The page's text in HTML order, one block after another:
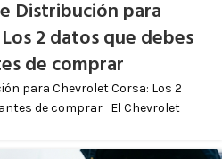
Distribución para
2 datos que debes
de comprar
para Chevrolet Corsa: Los 2
de comprar El Chevrolet